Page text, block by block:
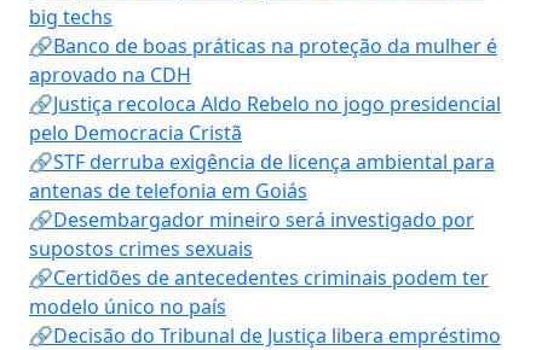
big techs
🔗Banco de boas práticas na proteção da mulher é
aprovado na CDH
🔗Justiça recoloca Aldo Rebelo no jogo presidencial
pelo Democracia Cristã
🔗STF derruba exigência de licença ambiental para
antenas de telefonia em Goiás
🔗Desembargador mineiro será investigado por
supostos crimes sexuais
🔗Certidões de antecedentes criminais podem ter
modelo único no país
🔗Decisão do Tribunal de Justiça libera empréstimo